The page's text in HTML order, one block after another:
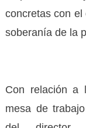
concretas con el
soberanía de la
Con relación a
mesa de